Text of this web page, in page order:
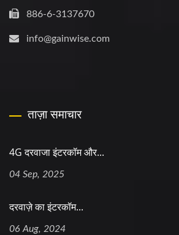
886-6-3137670
info@gainwise.com
ताज़ा समाचार
4G दरवाजा इंटरकॉम और...
04 Sep, 2025
दरवाज़े का इंटरकॉम...
06 Aug, 2024